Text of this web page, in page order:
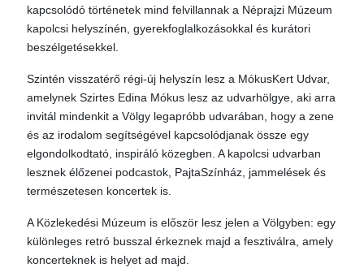
kapcsolódó történetek mind felvillannak a Néprajzi Múzeum
kapolcsi helyszínén, gyerekfoglalkozásokkal és kurátori
beszélgetésekkel.
Szintén visszatérő régi-új helyszín lesz a MókusKert Udvar,
amelynek Szirtes Edina Mókus lesz az udvarhölgye, aki arra
invitál mindenkit a Völgy legapróbb udvarában, hogy a zene
és az irodalom segítségével kapcsolódjanak össze egy
elgondolkodtató, inspiráló közegben. A kapolcsi udvarban
lesznek élőzenei podcastok, PajtaSzínház, jammelések és
természetesen koncertek is.
A Közlekedési Múzeum is először lesz jelen a Völgyben: egy
különleges retró busszal érkeznek majd a fesztiválra, amely
koncerteknek is helyet ad majd.